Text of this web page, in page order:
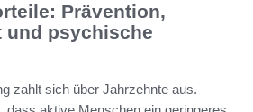
Prävention,
und psychische
zahlt sich über Jahrzehnte aus.